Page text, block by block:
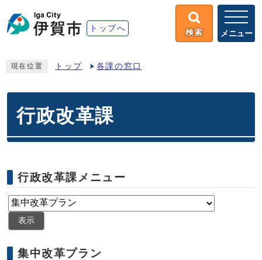
トップへ 検索 メニュー
現在位置 トップ 各課の窓口
行政改革課
行政改革課メニュー
表示
集中改革プラン